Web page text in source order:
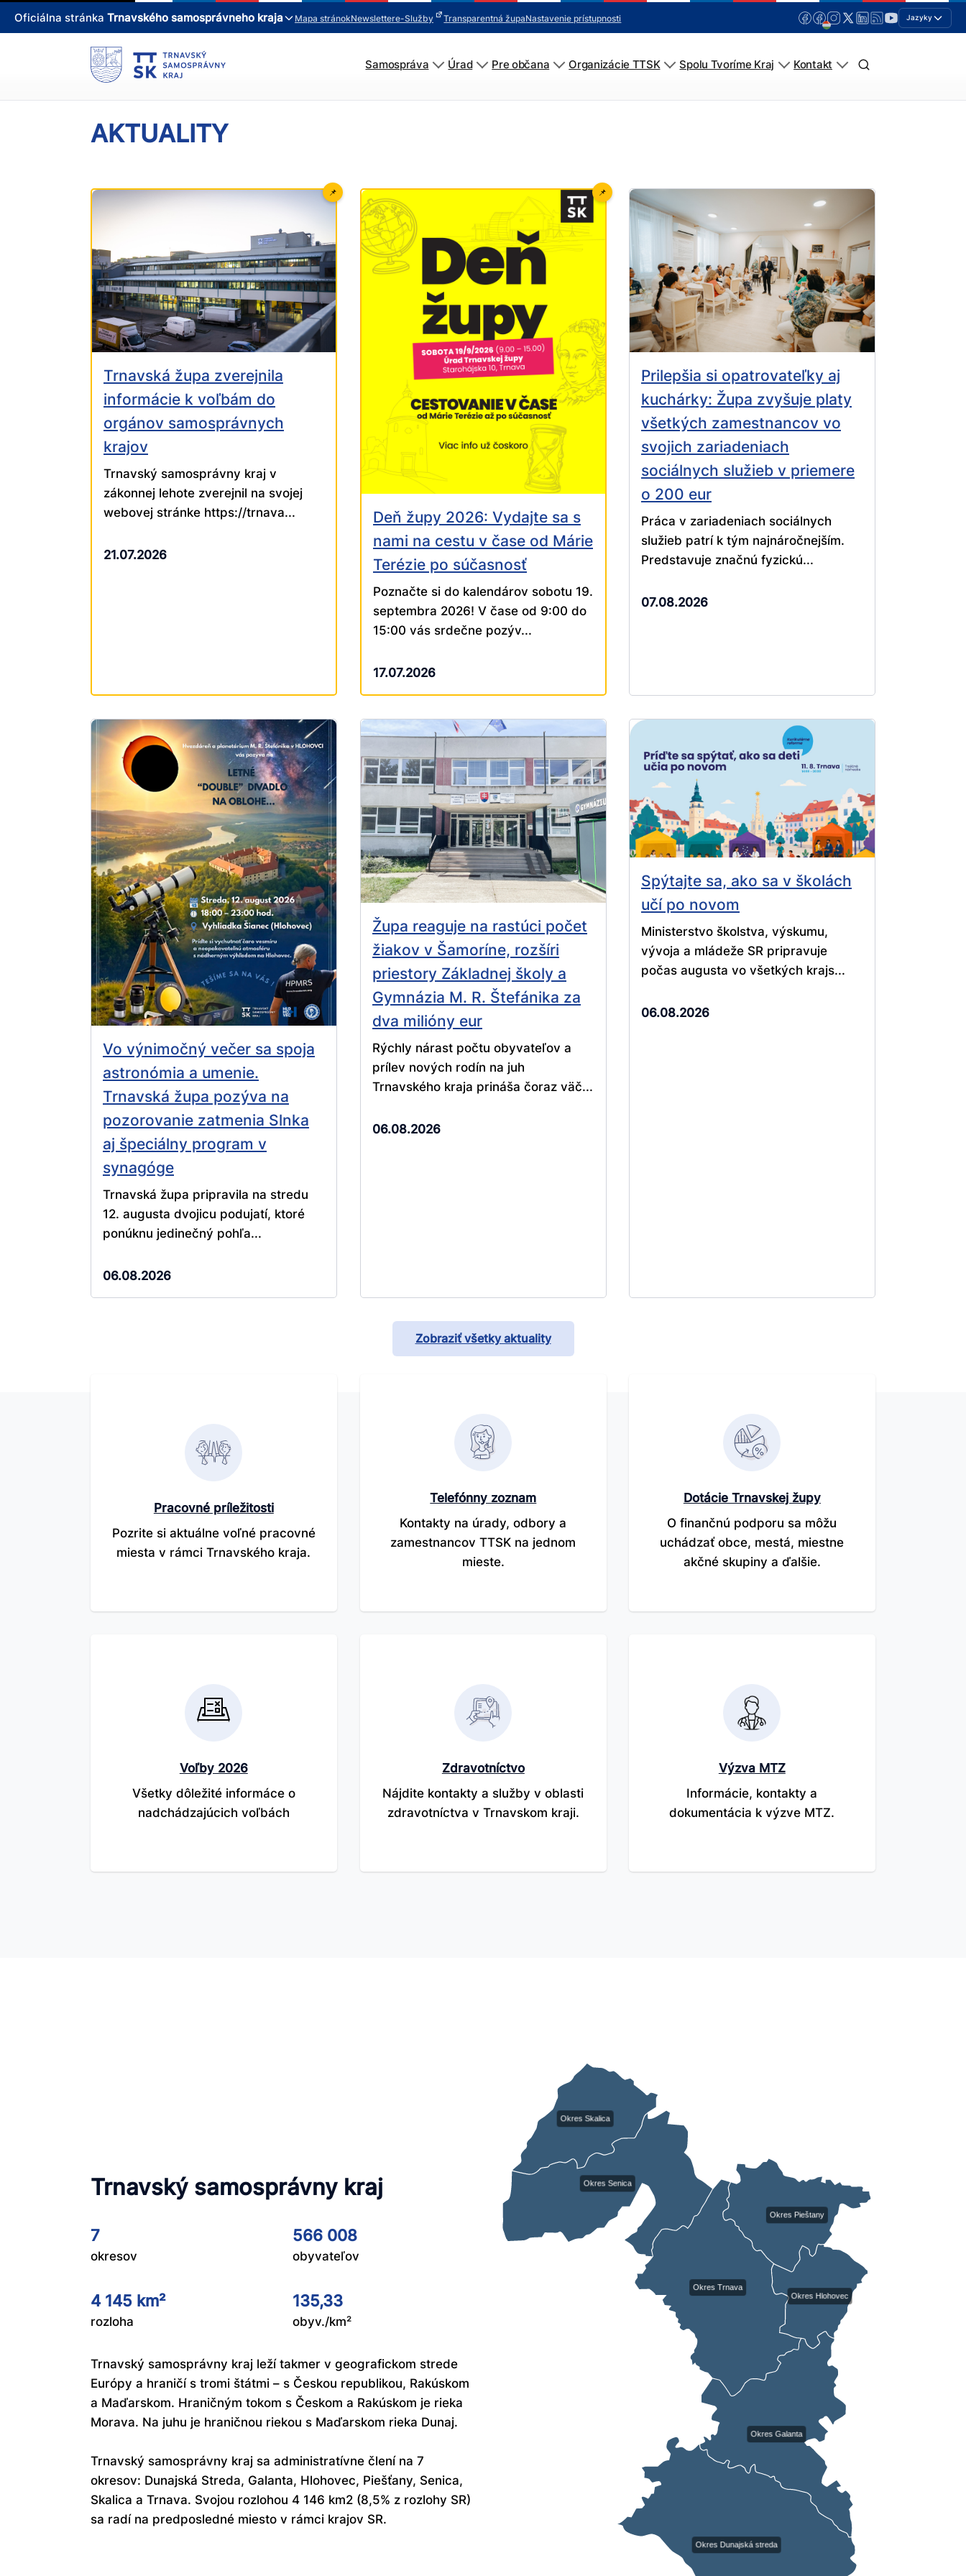
Oficiálna stránka Trnavského samosprávneho kraja Mapa stránokNewslettere-Služby Transparentná župaNastavenie prístupnosti Jazyky
Samospráva Úrad Pre občana Organizácie TTSK Spolu Tvoríme Kraj Kontakt
AKTUALITY
Trnavská župa zverejnila
informácie k voľbám do
orgánov samosprávnych
krajov
Trnavský samosprávny kraj v
zákonnej lehote zverejnil na svojej
webovej stránke https://trnava...
21.07.2026
Deň župy 2026: Vydajte sa s
nami na cestu v čase od Márie
Terézie po súčasnosť
Poznačte si do kalendárov sobotu 19.
septembra 2026! V čase od 9:00 do
15:00 vás srdečne pozýv...
17.07.2026
Prilepšia si opatrovateľky aj
kuchárky: Župa zvyšuje platy
všetkých zamestnancov vo
svojich zariadeniach
sociálnych služieb v priemere
o 200 eur
Práca v zariadeniach sociálnych
služieb patrí k tým najnáročnejším.
Predstavuje značnú fyzickú...
07.08.2026
Vo výnimočný večer sa spoja
astronómia a umenie.
Trnavská župa pozýva na
pozorovanie zatmenia Slnka
aj špeciálny program v
synagóge
Trnavská župa pripravila na stredu
12. augusta dvojicu podujatí, ktoré
ponúknu jedinečný pohľa...
06.08.2026
Župa reaguje na rastúci počet
žiakov v Šamoríne, rozšíri
priestory Základnej školy a
Gymnázia M. R. Štefánika za
dva milióny eur
Rýchly nárast počtu obyvateľov a
prílev nových rodín na juh
Trnavského kraja prináša čoraz väč...
06.08.2026
Spýtajte sa, ako sa v školách
učí po novom
Ministerstvo školstva, výskumu,
vývoja a mládeže SR pripravuje
počas augusta vo všetkých krajs...
06.08.2026
Zobraziť všetky aktuality
Pracovné príležitosti
Pozrite si aktuálne voľné pracovné
miesta v rámci Trnavského kraja.
Telefónny zoznam
Kontakty na úrady, odbory a
zamestnancov TTSK na jednom
mieste.
Dotácie Trnavskej župy
O finančnú podporu sa môžu
uchádzať obce, mestá, miestne
akčné skupiny a ďalšie.
Voľby 2026
Všetky dôležité informáce o
nadchádzajúcich voľbách
Zdravotníctvo
Nájdite kontakty a služby v oblasti
zdravotníctva v Trnavskom kraji.
Výzva MTZ
Informácie, kontakty a
dokumentácia k výzve MTZ.
Trnavský samosprávny kraj
7
okresov
566 008
obyvateľov
4 145 km²
rozloha
135,33
obyv./km²
Trnavský samosprávny kraj leží takmer v geografickom strede
Európy a hraničí s tromi štátmi – s Českou republikou, Rakúskom
a Maďarskom. Hraničným tokom s Českom a Rakúskom je rieka
Morava. Na juhu je hraničnou riekou s Maďarskom rieka Dunaj.
Trnavský samosprávny kraj sa administratívne člení na 7
okresov: Dunajská Streda, Galanta, Hlohovec, Piešťany, Senica,
Skalica a Trnava. Svojou rozlohou 4 146 km2 (8,5% z rozlohy SR)
sa radí na predposledné miesto v rámci krajov SR.
Okres Skalica
Okres Senica
Okres Trnava
Okres Pieštany
Okres Hlohovec
Okres Galanta
Okres Dunajská streda